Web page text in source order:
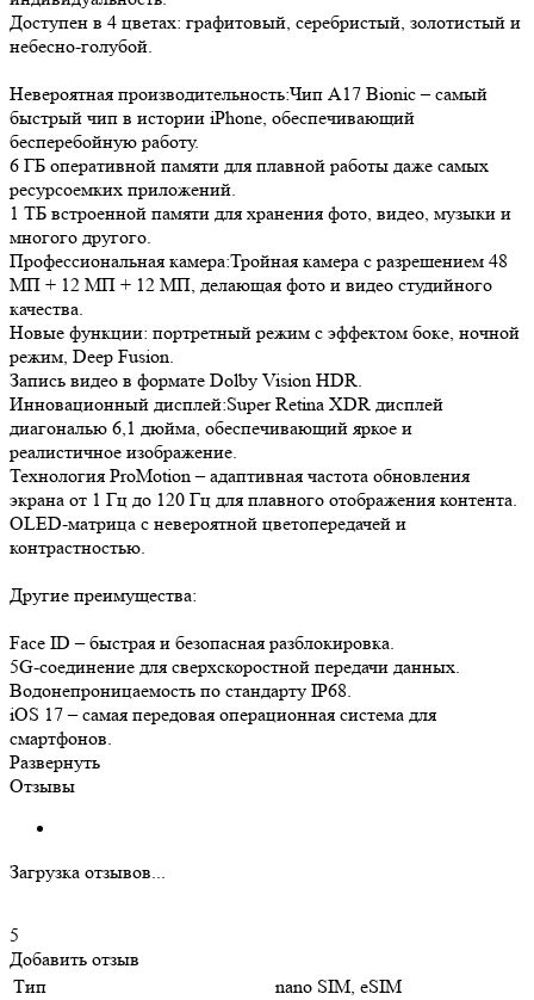
Доступен в 4 цветах: графитовый, серебристый, золотистый и
небесно-голубой.
Невероятная производительность:Чип A17 Bionic – самый
быстрый чип в истории iPhone, обеспечивающий
бесперебойную работу.
6 ГБ оперативной памяти для плавной работы даже самых
ресурсоемких приложений.
1 ТБ встроенной памяти для хранения фото, видео, музыки и
многого другого.
Профессиональная камера:Тройная камера с разрешением 48
МП + 12 МП + 12 МП, делающая фото и видео студийного
качества.
Новые функции: портретный режим с эффектом боке, ночной
режим, Deep Fusion.
Запись видео в формате Dolby Vision HDR.
Инновационный дисплей:Super Retina XDR дисплей
диагональю 6,1 дюйма, обеспечивающий яркое и
реалистичное изображение.
Технология ProMotion – адаптивная частота обновления
экрана от 1 Гц до 120 Гц для плавного отображения контента.
OLED-матрица с невероятной цветопередачей и
контрастностью.
Другие преимущества:
Face ID – быстрая и безопасная разблокировка.
5G-соединение для сверхскоростной передачи данных.
Водонепроницаемость по стандарту IP68.
iOS 17 – самая передовая операционная система для
смартфонов.
Развернуть
Отзывы
Загрузка отзывов...
5
Добавить отзыв
Тип
nano SIM, eSIM